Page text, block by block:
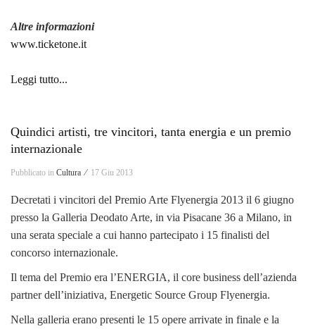
Altre informazioni
www.ticketone.it
Leggi tutto...
Quindici artisti, tre vincitori, tanta energia e un premio
internazionale
Pubblicato in Cultura ⁄ 17 Giu 2013
Decretati i vincitori del Premio Arte Flyenergia 2013 il 6 giugno
presso la Galleria Deodato Arte, in via Pisacane 36 a Milano, in
una serata speciale a cui hanno partecipato i 15 finalisti del
concorso internazionale.
Il tema del Premio era l’ENERGIA, il core business dell’azienda
partner dell’iniziativa, Energetic Source Group Flyenergia.
Nella galleria erano presenti le 15 opere arrivate in finale e la